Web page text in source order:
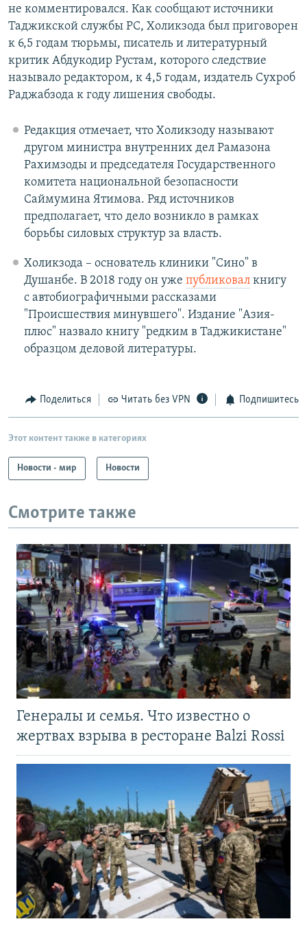
не комментировался. Как сообщают источники
Таджикской службы РС, Холикзода был приговорен
к 6,5 годам тюрьмы, писатель и литературный
критик Абдукодир Рустам, которого следствие
называло редактором, к 4,5 годам, издатель Сухроб
Раджабзода к году лишения свободы.
Редакция отмечает, что Холикзоду называют
другом министра внутренних дел Рамазона
Рахимзоды и председателя Государственного
комитета национальной безопасности
Саймумина Ятимова. Ряд источников
предполагает, что дело возникло в рамках
борьбы силовых структур за власть.
Холикзода – основатель клиники "Сино" в
Душанбе. В 2018 году он уже публиковалкнигу
с автобиографичными рассказами
"Происшествия минувшего". Издание "Азия-
плюс" назвало книгу "редким в Таджикистане"
образцом деловой литературы.
Поделиться Читать без VPN Подпишитесь
Этот контент также в категориях
Новости - мир Новости
Смотрите также
Генералы и семья. Что известно о
жертвах взрыва в ресторане Balzi Rossi